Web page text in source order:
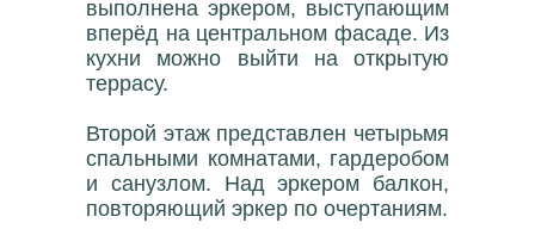
выполнена эркером, выступающим
вперёд на центральном фасаде. Из
кухни можно выйти на открытую
террасу.
Второй этаж представлен четырьмя
спальными комнатами, гардеробом
и санузлом. Над эркером балкон,
повторяющий эркер по очертаниям.